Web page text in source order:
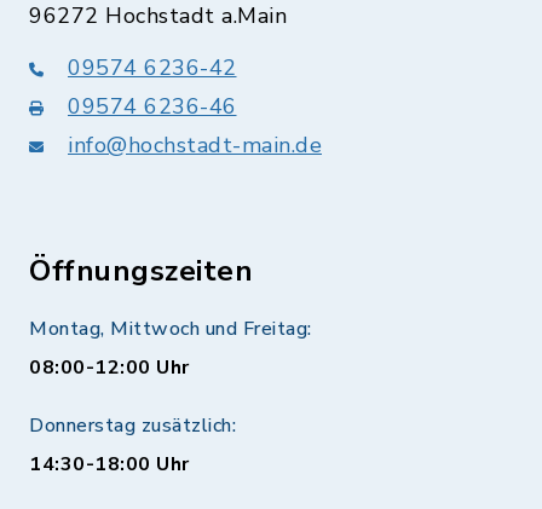
96272 Hochstadt a.Main
09574 6236-42
09574 6236-46
info@hochstadt-main.de
Öffnungszeiten
Montag, Mittwoch und Freitag:
08:00-12:00 Uhr
Donnerstag zusätzlich:
14:30-18:00 Uhr